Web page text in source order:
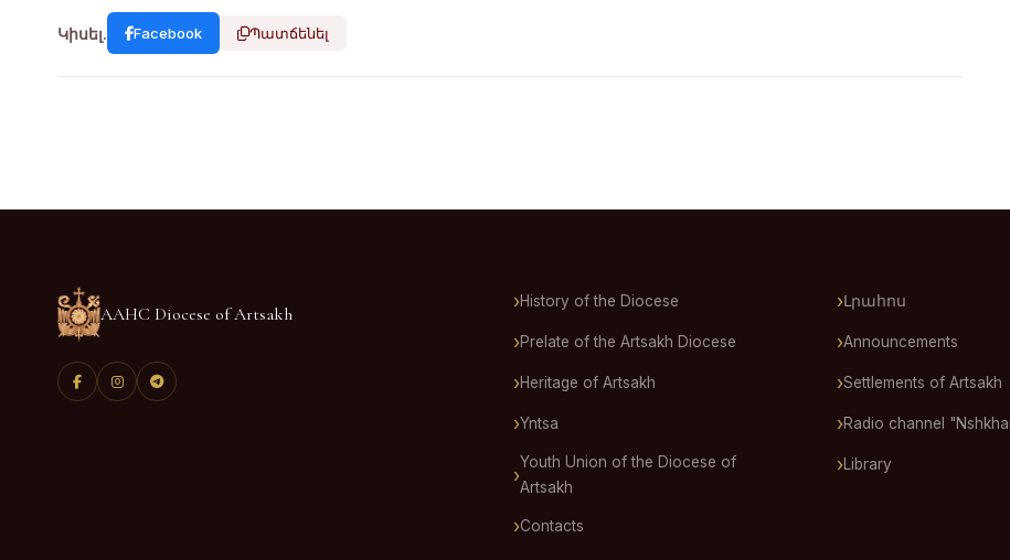
Կիսել. Facebook Պատճենել
AAHC Diocese of Artsakh
History of the Diocese
Prelate of the Artsakh Diocese
Heritage of Artsakh
Yntsa
Youth Union of the Diocese of
Artsakh
Contacts
Լրահոս
Announcements
Settlements of Artsakh
Radio channel
Library